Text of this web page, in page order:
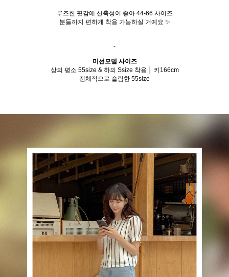
루즈한 핏감에 신축성이 좋아 44-66 사이즈
분들까지 편하게 착용 가능하실 거예요 ✨
-
미선모델 사이즈
상의 평소 55size & 하의 Ssize 착용 │ 키166cm
전체적으로 슬림한 55size